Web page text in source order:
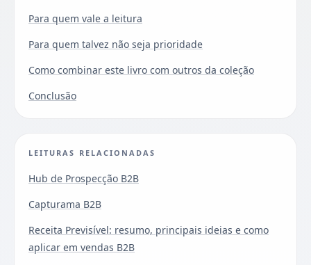
Para quem vale a leitura
Para quem talvez não seja prioridade
Como combinar este livro com outros da coleção
Conclusão
LEITURAS RELACIONADAS
Hub de Prospecção B2B
Capturama B2B
Receita Previsível: resumo, principais ideias e como
aplicar em vendas B2B